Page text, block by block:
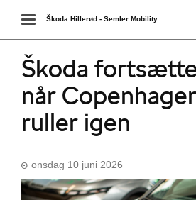
Toggle
navigation
Škoda Hillerød - Semler Mobility
Škoda
når
ruller igen
onsdag 10 juni 2026